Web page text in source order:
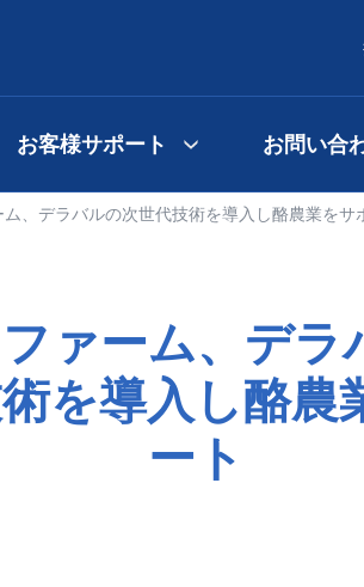
お客様サポート お問い合
、デラバルの次世代技術を導入し酪農業をサ
ァーム、デラ
を導入し酪農
ート